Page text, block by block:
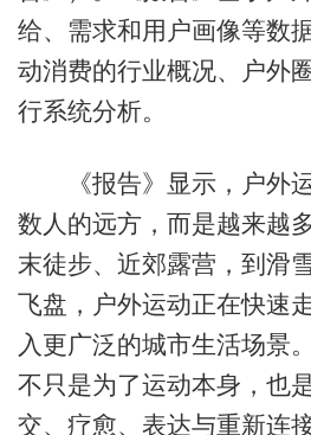
给、需求和用户画像等数
动消费的行业概况、户外
行系统分析。
《报告》显示，户外运
数人的远方，而是越来越
末徒步、近郊露营，到滑
飞盘，户外运动正在快速
入更广泛的城市生活场景
不只是为了运动本身，也
交、疗愈、表达与重新连